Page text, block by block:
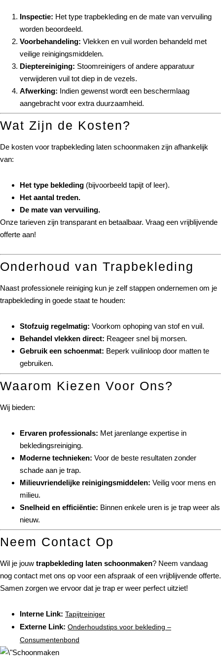
Inspectie: Het type trapbekleding en de mate van vervuiling
worden beoordeeld.
Voorbehandeling: Vlekken en vuil worden behandeld met
veilige reinigingsmiddelen.
Dieptereiniging: Stoomreinigers of andere apparatuur
verwijderen vuil tot diep in de vezels.
Afwerking: Indien gewenst wordt een beschermlaag
aangebracht voor extra duurzaamheid.
Wat Zijn de Kosten?
De kosten voor trapbekleding laten schoonmaken zijn afhankelijk
van:
Het type bekleding (bijvoorbeeld tapijt of leer).
Het aantal treden.
De mate van vervuiling.
Onze tarieven zijn transparant en betaalbaar. Vraag een vrijblijvende
offerte aan!
Onderhoud van Trapbekleding
Naast professionele reiniging kun je zelf stappen ondernemen om je
trapbekleding in goede staat te houden:
Stofzuig regelmatig: Voorkom ophoping van stof en vuil.
Behandel vlekken direct: Reageer snel bij morsen.
Gebruik een schoenmat: Beperk vuilinloop door matten te
gebruiken.
Waarom Kiezen Voor Ons?
Wij bieden:
Ervaren professionals: Met jarenlange expertise in
bekledingsreiniging.
Moderne technieken: Voor de beste resultaten zonder
schade aan je trap.
Milieuvriendelijke reinigingsmiddelen: Veilig voor mens en
milieu.
Snelheid en efficiëntie: Binnen enkele uren is je trap weer als
nieuw.
Neem Contact Op
Wil je jouw trapbekleding laten schoonmaken? Neem vandaag
nog contact met ons op voor een afspraak of een vrijblijvende offerte.
Samen zorgen we ervoor dat je trap er weer perfect uitziet!
Interne Link: Tapijtreiniger
Externe Link: Onderhoudstips voor bekleding –
Consumentenbond